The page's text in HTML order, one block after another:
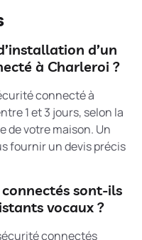
d’un
à Charleroi ?
connecté à
1 et 3 jours, selon la
de votre maison. Un
fournir un devis précis
sont-ils
vocaux ?
connectés